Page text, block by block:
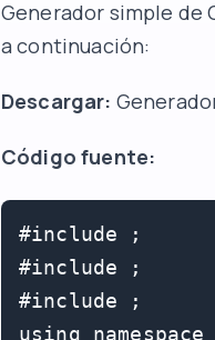
Generador simple de
a continuación:
Descargar:
Código fuente:
#include ;
#include ;
#include ;
using